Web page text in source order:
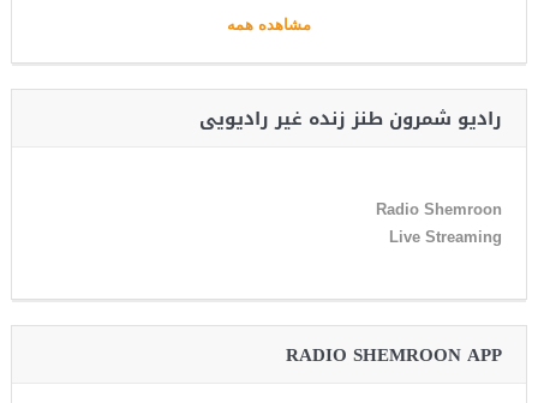
مشاهده همه
رادیو شمرون طنز زنده غیر رادیویی
Radio Shemroon
Live Streaming
RADIO SHEMROON APP